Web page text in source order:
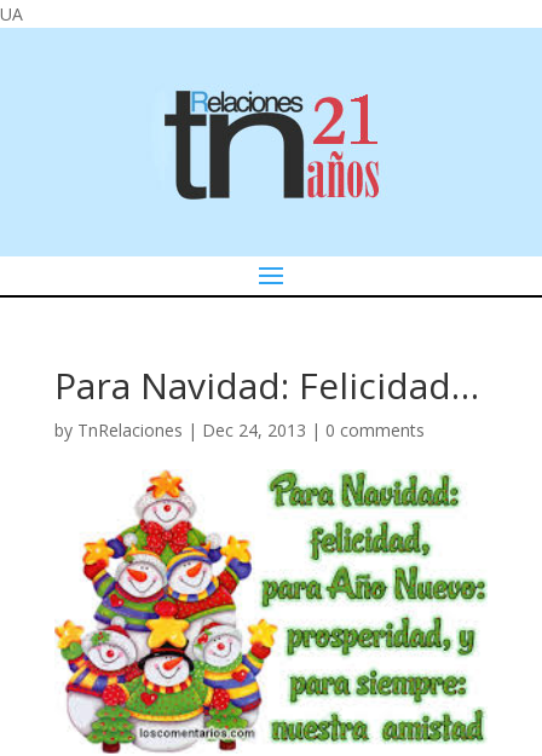
UA
Para Navidad: Felicidad…
by TnRelaciones | Dec 24, 2013 | 0 comments